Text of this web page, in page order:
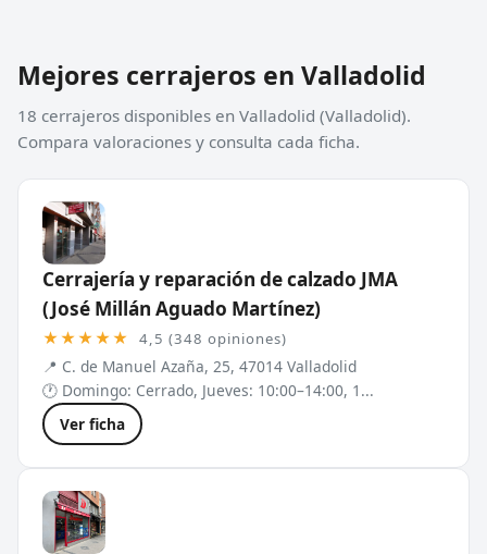
Mejores cerrajeros en Valladolid
18 cerrajeros disponibles en Valladolid (Valladolid).
Compara valoraciones y consulta cada ficha.
Cerrajería y reparación de calzado JMA
(José Millán Aguado Martínez)
★★★★★ 4,5 (348 opiniones)
📍 C. de Manuel Azaña, 25, 47014 Valladolid
🕐 Domingo: Cerrado, Jueves: 10:00–14:00, 1...
Ver ficha